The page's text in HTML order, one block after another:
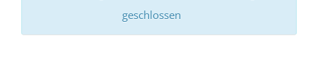
geschlossen